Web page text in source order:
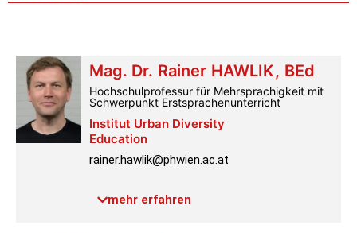
Mag. Dr. Rainer HAWLIK, BEd
Hochschulprofessur für Mehrsprachigkeit mit
Schwerpunkt Erstsprachenunterricht
Institut Urban Diversity
Education
rainer.hawlik@phwien.ac.at
Raum:4.2.054
mehr erfahren